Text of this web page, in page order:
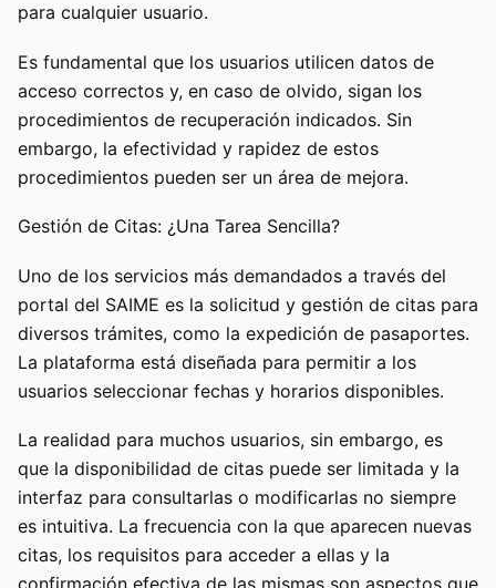
para cualquier usuario.
Es fundamental que los usuarios utilicen datos de
acceso correctos y, en caso de olvido, sigan los
procedimientos de recuperación indicados. Sin
embargo, la efectividad y rapidez de estos
procedimientos pueden ser un área de mejora.
Gestión de Citas: ¿Una Tarea Sencilla?
Uno de los servicios más demandados a través del
portal del SAIME es la solicitud y gestión de citas para
diversos trámites, como la expedición de pasaportes.
La plataforma está diseñada para permitir a los
usuarios seleccionar fechas y horarios disponibles.
La realidad para muchos usuarios, sin embargo, es
que la disponibilidad de citas puede ser limitada y la
interfaz para consultarlas o modificarlas no siempre
es intuitiva. La frecuencia con la que aparecen nuevas
citas, los requisitos para acceder a ellas y la
confirmación efectiva de las mismas son aspectos que